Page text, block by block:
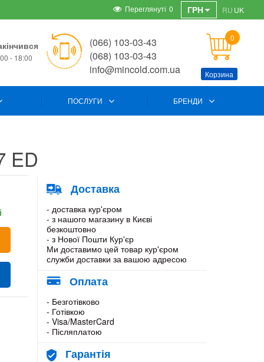
ГРН RU UK
Переглянуті 0
- 18:00
(066) 103-03-43
(068) 103-03-43
info@mincold.com.ua
0
Корзина
ПОСЛУГИ БРЕНДИ
ED
Доставка
- доставка кур'єром
- з нашого магазину в Києві
безкоштовно
- з Нової Пошти Кур'єр
Ми доставимо цей товар кур'єром
служби доставки за вашою адресою
Оплата
- Безготівково
- Готівкою
- Visa/MasterCard
- Післяплатою
Гарантія